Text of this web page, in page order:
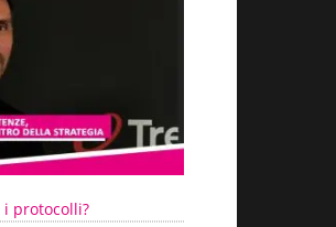
protocolli?